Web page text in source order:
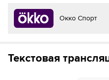
Инструкция
Перейдите на сайт
Далее нажмите на
Как смотреть
на НТВ ПЛЮС
Перейдите на сайт
Окко Спорт
на Окко ТВ
Текстовая